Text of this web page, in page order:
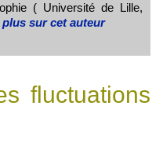
( Université de Lille,
sur cet auteur
fluctuations